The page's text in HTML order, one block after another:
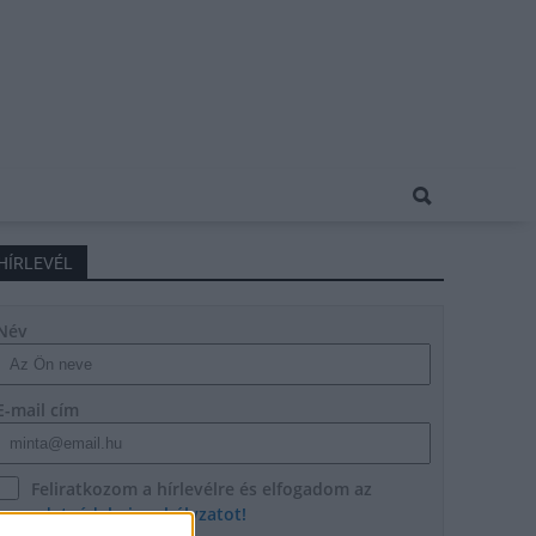
mail cím
Feliratkozom a hírlevélre és elfogadom az
adatvédelmi szabályzatot!